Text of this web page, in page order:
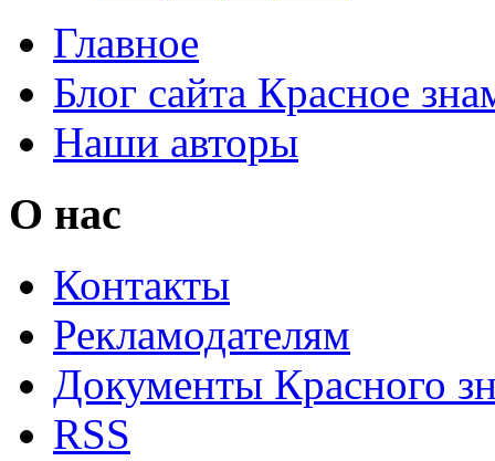
Главное
Блог сайта Красное
Наши авторы
О нас
Контакты
Рекламодателям
Документы Красного
RSS